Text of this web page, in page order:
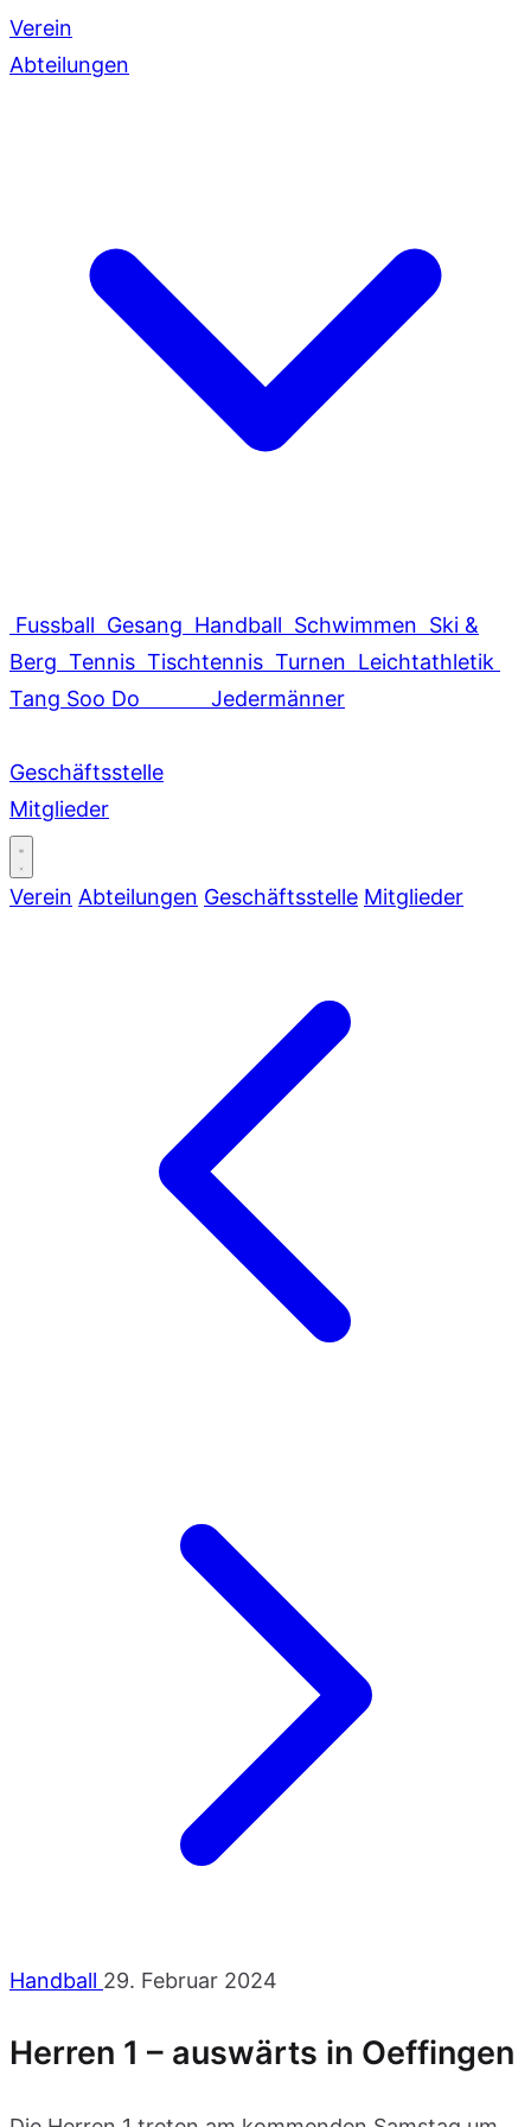
Verein
Abteilungen
Fussball Gesang Handball Schwimmen Ski &
Berg Tennis Tischtennis Turnen Leichtathletik
Tang Soo Do
Jedermänner
Geschäftsstelle
Mitglieder
Verein Abteilungen Geschäftsstelle Mitglieder
Handball 29. Februar 2024
Herren 1 – auswärts in Oeffingen